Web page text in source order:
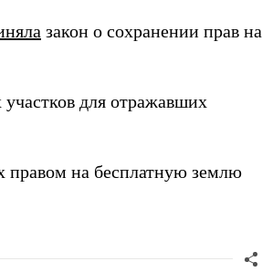
закон о сохранении прав на
для отражавших
правом на бесплатную землю